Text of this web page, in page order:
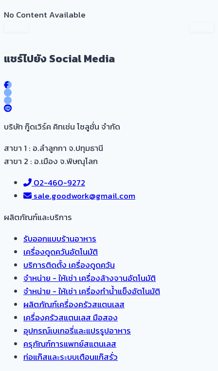
No Content Available
แชร์ไปยัง Social Media
บริษัท กู๊ดเวิร์ค คิทเช่น โซลูชั่น จำกัด
สาขา 1 : อ.ลำลูกกา จ.ปทุมธานี
สาขา 2 : อ.เมือง จ.พิษณุโลก
02-460-9272
sale.goodwork@gmail.com
ผลิตภัณฑ์และบริการ​
รับออกแบบร้านอาหาร
เครื่องดูดควันอัตโนมัติ
บริการติดตั้ง เครื่องดูดควัน
จำหน่าย - ให้เช่า เครื่องล้างจานอัตโนมัติ
จำหน่าย - ให้เช่า เครื่องทำน้ำแข็งอัตโนมัติ
ผลิตภัณฑ์เครื่องครัวสแตนเลส
เครื่องครัวสแตนเลส มือสอง
อุปกรณ์เบเกอรี่และแปรรูปอาหาร
ครุภัณฑ์การแพทย์สแตนเลส
ท่อแก๊สและระบบเตือนแก๊สรั่ว